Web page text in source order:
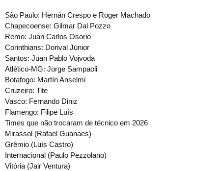
São Paulo: Hernán Crespo e Roger Machado
Chapecoense: Gilmar Dal Pozzo
Remo: Juan Carlos Osorio
Corinthians: Dorival Júnior
Santos: Juan Pablo Vojvoda
Atlético-MG: Jorge Sampaoli
Botafogo: Martín Anselmi
Cruzeiro: Tite
Vasco: Fernando Diniz
Flamengo: Filipe Luís
Times que não trocaram de técnico em 2026
Mirassol (Rafael Guanaes)
Grêmio (Luís Castro)
Internacional (Paulo Pezzolano)
Vitória (Jair Ventura)